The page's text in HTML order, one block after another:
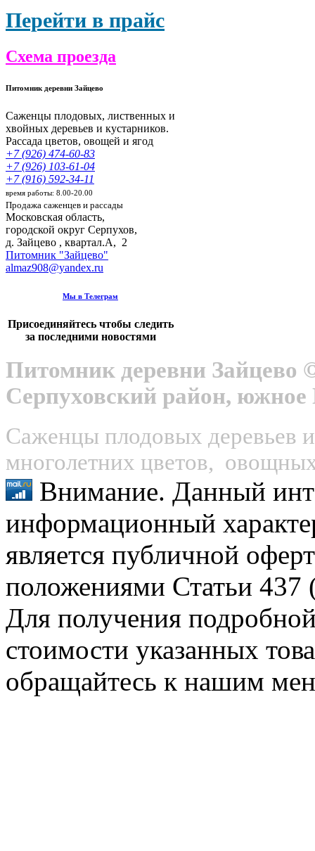
Перейти в прайс
Схема проезда
Питомник деревни Зайцево
Саженцы плодовых, лиственных и
хвойных деревьев и кустарников.
Рассада цветов, овощей и ягод
+7 (926) 474-60-83
+7 (926) 103-61-04
+7 (916) 592-34-11
время работы: 8.00-20.00
Продажа саженцев и рассады
Московская область,
городской округ Серпухов,
д. Зайцево , квартал.А, 2
Питомник "Зайцево"
almaz908@yandex.ru
Мы в Телеграм
Присоединяйтесь чтобы следить
за последними новостями
Питомник деревни Зайцево
Серпуховский район, южное
Саженцы плодовых деревьев
многолетних цветов,
Внимание. Данный
информационный
является публичной
положениями Статьи 437
Для получения
стоимости указанных
обращайтесь к нашим